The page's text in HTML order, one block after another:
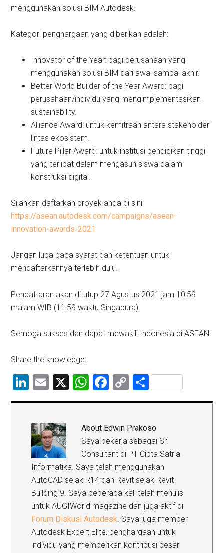
menggunakan solusi BIM Autodesk.
Kategori penghargaan yang diberikan adalah:
Innovator of the Year: bagi perusahaan yang
menggunakan solusi BIM dari awal sampai akhir.
Better World Builder of the Year Award: bagi
perusahaan/individu yang mengimplementasikan
sustainability.
Alliance Award: untuk kemitraan antara stakeholder
lintas ekosistem.
Future Pillar Award: untuk institusi pendidikan tinggi
yang terlibat dalam mengasuh siswa dalam
konstruksi digital.
Silahkan daftarkan proyek anda di sini:
https://asean.autodesk.com/campaigns/asean-
innovation-awards-2021
Jangan lupa baca syarat dan ketentuan untuk
mendaftarkannya terlebih dulu.
Pendaftaran akan ditutup 27 Agustus 2021 jam 10:59
malam WIB (11:59 waktu Singapura).
Semoga sukses dan dapat mewakili Indonesia di ASEAN!
Share the knowledge:
LinkedIn
Email
X WhatsApp
Facebook
Copy
Link
Share
About Edwin Prakoso
Saya bekerja sebagai Sr.
Consultant di PT Cipta Satria
Informatika. Saya telah menggunakan
AutoCAD sejak R14 dan Revit sejak Revit
Building 9. Saya beberapa kali telah menulis
untuk AUGIWorld magazine dan juga aktif di
Forum Diskusi Autodesk. Saya juga member
Autodesk Expert Elite, penghargaan untuk
individu yang memberikan kontribusi besar